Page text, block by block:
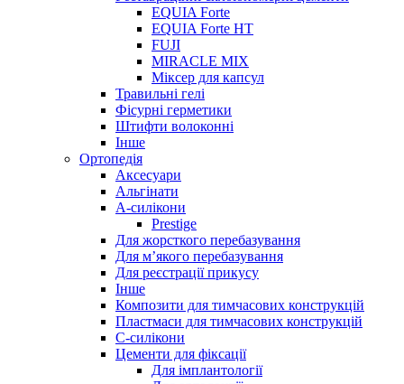
EQUIA Forte
EQUIA Forte HT
FUJI
MIRACLE MIX
Міксер для капсул
Травильні гелі
Фісурні герметики
Штифти волоконні
Інше
Ортопедія
Аксесуари
Альгінати
А-силікони
Prestige
Для жорсткого перебазування
Для м’якого перебазування
Для реєстрації прикусу
Інше
Композити для тимчасових конструкцій
Пластмаси для тимчасових конструкцій
С-силікони
Цементи для фіксації
Для імплантології